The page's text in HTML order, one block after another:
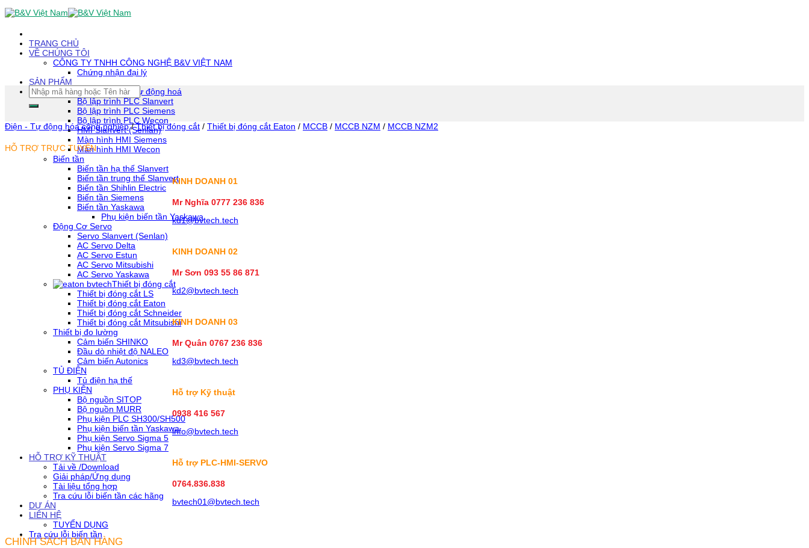
Skip
To
(tạm
dịch)
TRANG CHỦ
VỀ CHÚNG TÔI
CÔNG TY TNHH CÔNG NGHỆ B&V VIỆT NAM
Chứng nhận đại lý
SẢN PHẨM
Thiết bị tự động hoá
Bộ lập trình PLC Slanvert
Bộ lập trình PLC Siemens
Bộ lập trình PLC Wecon
HMI Slanvert (Senlan)
Màn hình HMI Siemens
Màn hình HMI Wecon
Biến tần
Biến tần hạ thế Slanvert
Biến tần trung thế Slanvert
Biến tần Shihlin Electric
Biến tần Siemens
Biến tần Yaskawa
Phụ kiện biến tần Yaskawa
Động Cơ Servo
Servo Slanvert (Senlan)
AC Servo Delta
AC Servo Estun
AC Servo Mitsubishi
AC Servo Yaskawa
Thiết bị đóng cắt
Thiết bị đóng cắt LS
Thiết bị đóng cắt Eaton
Thiết bị đóng cắt Schneider
Thiết bị đóng cắt Mitsubishi
Thiết bị đo lường
Cảm biến SHINKO
Đầu dò nhiệt độ NALEO
Cảm biến Autonics
TỦ ĐIỆN
Tủ điện hạ thế
PHỤ KIỆN
Bộ nguồn SITOP
Bộ nguồn MURR
Phụ kiện PLC SH300/SH500
Phụ kiện biến tần Yaskawa
Phụ kiện Servo Sigma 5
Phụ kiện Servo Sigma 7
HỖ TRỢ KỸ THUẬT
Tải về /Download
Giải pháp/Ứng dụng
Tài liệu tổng hợp
Tra cứu lỗi biến tần các hãng
DỰ ÁN
LIÊN HỆ
TUYỂN DỤNG
Tra cứu lỗi biến tần
Tìm
kiếm:
Điện - Tự động hóa công nghiệp / Thiết bị đóng cắt / Thiết bị đóng cắt Eaton / MCCB / MCCB NZM / MCCB NZM2
HỖ TRỢ TRỰC TUYẾN
KINH DOANH 01
Mr Nghĩa 0777 236 836
kd1@bvtech.tech
KINH DOANH 02
Mr Sơn 093 55 86 871
kd2@bvtech.tech
KINH DOANH 03
Mr Quân 0767 236 836
kd3@bvtech.tech
Hỗ trợ Kỹ thuật
0938 416 567
info@bvtech.tech
Hỗ trợ PLC-HMI-SERVO
0764.836.838
bvtech01@bvtech.tech
CHÍNH SÁCH BÁN HÀNG